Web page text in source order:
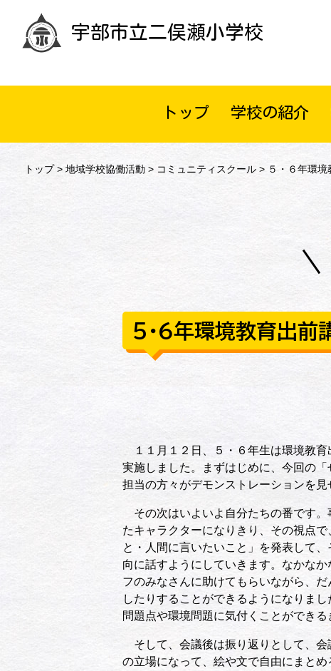
宇部市立二俣瀬小学校
トップ 学校の紹介
トップ> 地域学校協働活動 > コミュニティスクール> ５・６年環境
５・６年環境教育出前
１１月１２日、５・６年生は環境教育
実施しました。まずはじめに、今回の
担当の方々がデモンストレーションを見
その次はいよいよ自分たちの番です。
たキャラクターになりきり、その視点
と・人間に言いたいこと」を発表して
向に話すようにしていきます。なかな
フのみなさんに助けてもらいながら、
したりすることができるようになりま
問題点や環境問題に気付くことができる
そして、会議後は振り返りとして、会
の立場になって、絵や文で自由にまと